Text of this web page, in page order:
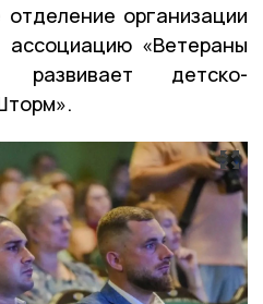
отделение организации
«Ветераны
детско-